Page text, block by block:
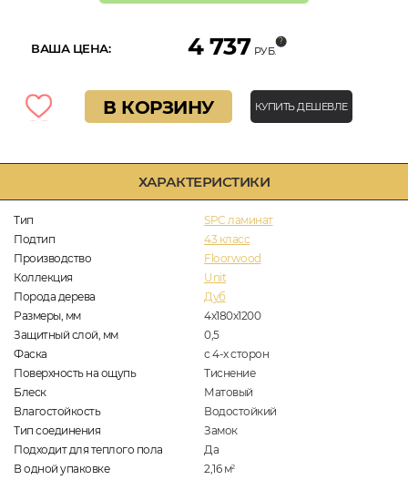
ХАРАКТЕРИСТИКИ
Тип
SPC ламинат
Подтип
43 класс
Производство
Floorwood
Коллекция
Unit
Порода дерева
Дуб
Размеры, мм
4х180х1200
Защитный слой, мм
0,5
Фаска
с 4-х сторон
Поверхность на ощупь
Тиснение
Блеск
Матовый
Влагостойкость
Водостойкий
Тип соединения
Замок
Подходит для теплого пола
Да
В одной упаковке
2,16 м2
ВАША ЦЕНА: 4 737 РУБ.
В КОРЗИНУ КУПИТЬ ДЕШЕВЛЕ